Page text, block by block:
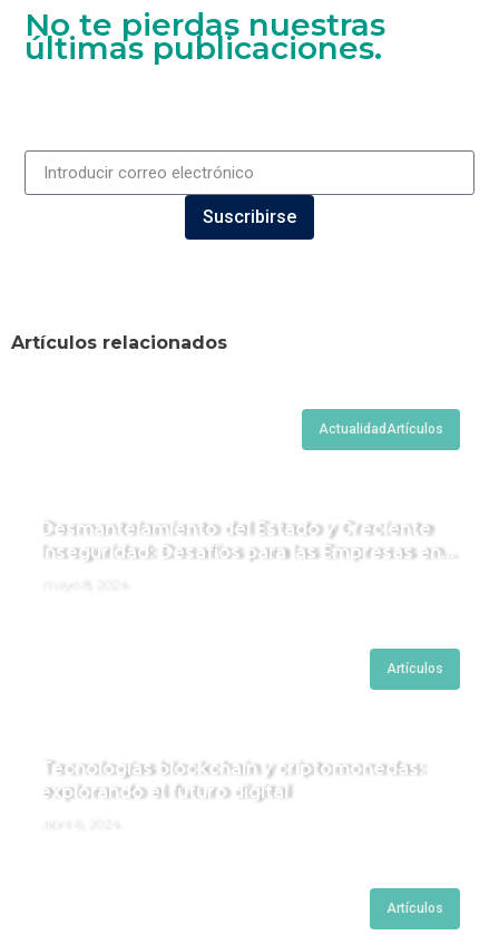
No te pierdas nuestras
últimas publicaciones.
Suscribirse
Artículos relacionados
ActualidadArtículos
Desmantelamiento del Estado y Creciente
Inseguridad: Desafíos para las Empresas en
Artículos
Tecnologías blockchain y criptomonedas:
explorando el futuro digital
Artículos